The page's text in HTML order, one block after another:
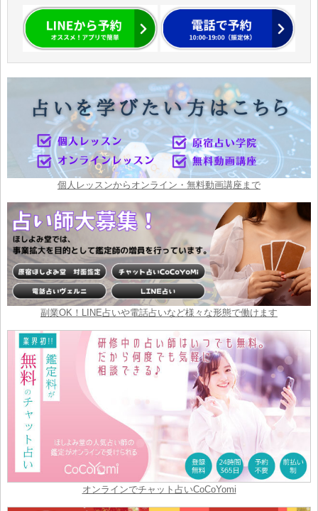
個人レッスンからオンライン・無料動画講座まで
副業OK！LINE占いや電話占いなど様々な形態で働けます
オンラインでチャット占いCoCoYomi